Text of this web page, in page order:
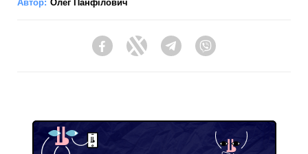
Автор: Олег Панфілович
FacebookTwitter Telegram